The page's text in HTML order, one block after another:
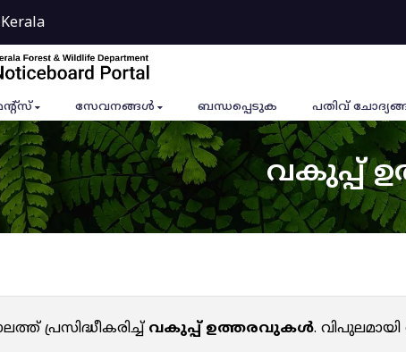
സേവനങ്ങൾ ബന്ധപ്പെടുക പതിവ്
വകുപ്പ്
പ്രസിദ്ധീകരിച്ച്വകുപ്പ് ഉത്തരവുകൾ.